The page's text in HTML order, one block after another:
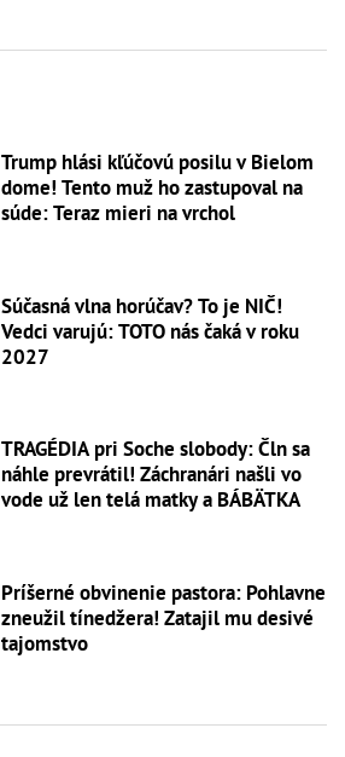
Trump hlási kľúčovú posilu v Bielom
dome! Tento muž ho zastupoval na
súde: Teraz mieri na vrchol
Súčasná vlna horúčav? To je NIČ!
Vedci varujú: TOTO nás čaká v roku
2027
TRAGÉDIA pri Soche slobody: Čln sa
náhle prevrátil! Záchranári našli vo
vode už len telá matky a BÁBÄTKA
Príšerné obvinenie pastora: Pohlavne
zneužil tínedžera! Zatajil mu desivé
tajomstvo